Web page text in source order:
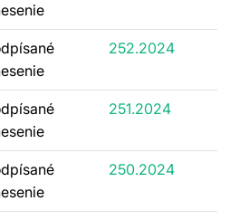
252.2024
251.2024
250.2024